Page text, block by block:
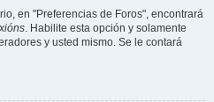
en "Preferencias de Foros", encontrará
. Habilite esta opción y solamente
y usted mismo. Se le contará